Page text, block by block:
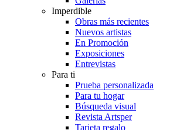
Imperdible
Obras más recientes
Nuevos artistas
En Promoción
Exposiciones
Entrevistas
Para ti
Prueba personalizada
Para tu hogar
Búsqueda visual
Revista Artsper
Tarjeta regalo